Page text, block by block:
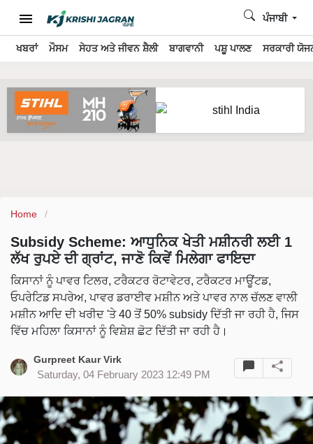
ਖਬਰਾਂ ਮੌਸਮ ਸੇਹਤ ਅਤੇ ਜੀਵਨ ਸ਼ੈਲੀ ਬਾਗਵਾਨੀ ਪਸ਼ੂ ਪਾਲਣ ਸਰਕਾਰੀ
ਪੰਜਾਬੀ
Home
Subsidy Scheme: ਆਧੁਨਿਕ ਖੇਤੀ ਮਸ਼ੀਨਰੀ ਲਈ 1
ਲੱਖ ਰੁਪਏ ਦੀ ਗ੍ਰਾਂਟ, ਜਾਣੋ ਕਿਵੇਂ ਮਿਲੇਗਾ ਫਾਇਦਾ
ਕਿਸਾਨਾਂ ਨੂੰ ਪਾਵਰ ਟਿਲਰ, ਟਰੈਕਟਰ ਰੋਟਾਵੇਟਰ, ਟਰੈਕਟਰ ਮਾਊਂਟਡ,
ਓਪਰੇਟਿਡ ਸਪਰੇਅ, ਪਾਵਰ ਡਰਾਈਵ ਮਸ਼ੀਨ ਅਤੇ ਪਾਵਰ ਨਾਲ ਚੱਲਣ ਵਾਲੀ
ਮਸ਼ੀਨ ਆਦਿ ਦੀ ਖਰੀਦ 'ਤੇ 40 ਤੋਂ 50% subsidy ਦਿੱਤੀ ਜਾ ਰਹੀ ਹੈ, ਜਿਸ
ਵਿੱਚ ਮਹਿਲਾ ਕਿਸਾਨਾਂ ਨੂੰ ਵਿਸ਼ੇਸ਼ ਛੋਟ ਦਿੱਤੀ ਜਾ ਰਹੀ ਹੈ।
Gurpreet Kaur Virk
Saturday, 04 February 2023 12:49 PM